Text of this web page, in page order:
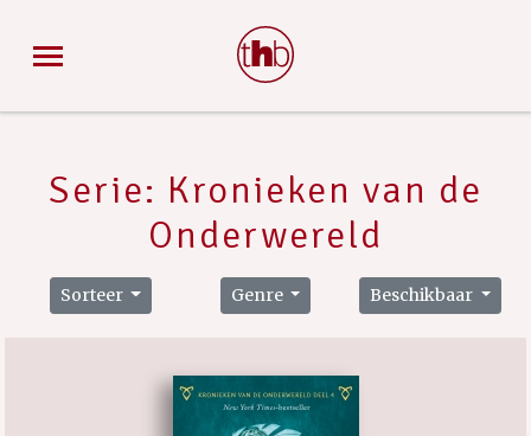
Serie: Kronieken van de
Onderwereld
Sorteer Genre Beschikbaar